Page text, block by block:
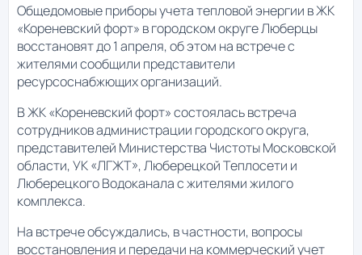
Общедомовые приборы учета тепловой энергии в ЖК
«Кореневский форт» в городском округе Люберцы
восстановят до 1 апреля, об этом на встрече с
жителями сообщили представители
ресурсоснабжющих организаций.
В ЖК «Кореневский форт» состоялась встреча
сотрудников администрации городского округа,
представителей Министерства Чистоты Московской
области, УК «ЛГЖТ», Люберецкой Теплосети и
Люберецкого Водоканала с жителями жилого
комплекса.
На встрече обсуждались, в частности, вопросы
восстановления и передачи на коммерческий учет